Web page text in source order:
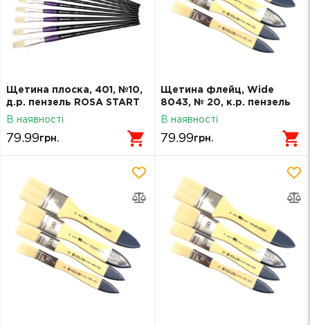
Щетина плоска, 401, №10,
д.р. пензель ROSA START
В наявності
79.99грн.
Щетина флейц, Wide
8043, № 20, к.р. пензель
KOLOS
В наявності
79.99грн.